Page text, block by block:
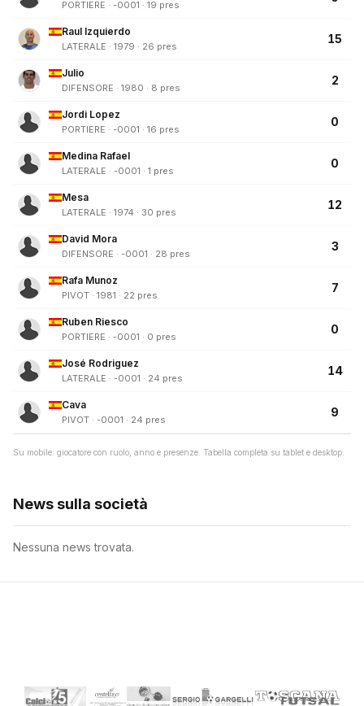
PORTIERE · -0001 · 19 pres
Raul Izquierdo
LATERALE · 1979 · 26 pres
15
Julio
DIFENSORE · 1980 · 8 pres
2
Jordi Lopez
PORTIERE · -0001 · 16 pres
0
Medina Rafael
LATERALE · -0001 · 1 pres
0
Mesa
LATERALE · 1974 · 30 pres
12
David Mora
DIFENSORE · -0001 · 28 pres
3
Rafa Munoz
PIVOT · 1981 · 22 pres
7
Ruben Riesco
PORTIERE · -0001 · 0 pres
0
José Rodriguez
LATERALE · -0001 · 24 pres
14
Cava
PIVOT · -0001 · 24 pres
9
Su mobile: giocatore con ruolo, anno e presenze. Tabella completa su tablet e desktop.
News sulla società
Nessuna news trovata.